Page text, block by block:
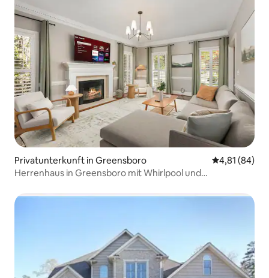
Privatunterkunft in Greensboro
4,81 (84)
Herrenhaus in Greensboro mit Whirlpool und